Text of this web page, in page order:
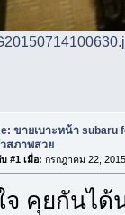
ขายเบาะหน้า subaru
สภาพสวย
#1 เมื่อ: กรกฎาคม 22,
จ คุยกันได้